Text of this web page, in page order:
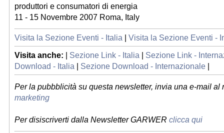
produttori e consumatori di energia
11 - 15 Novembre 2007 Roma, Italy
Visita la Sezione Eventi - Italia | Visita la Sezione Eventi -
Visita anche: | Sezione Link - Italia | Sezione Link -
Download - Italia | Sezione Download - Internazionale |
Per la pubbblicità su questa newsletter, invia una e-mail al
marketing
Per disiscriverti dalla Newsletter GARWER clicca qui